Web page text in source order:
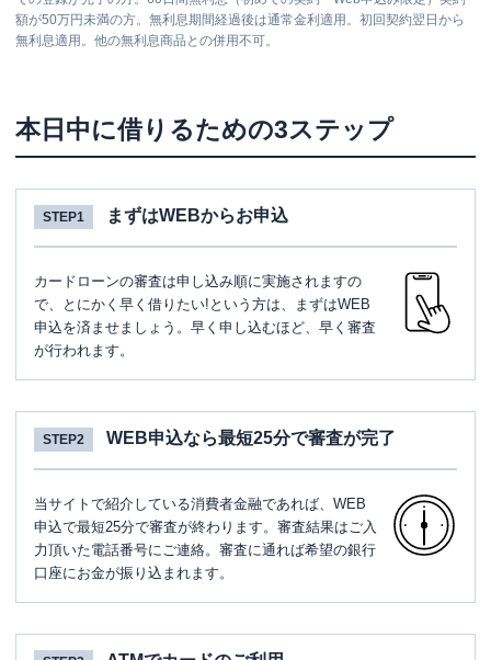
額が50万円未満の方。無利息期間経過後は通常金利適用。初回契約翌日から
無利息適用。他の無利息商品との併用不可。
本日中に借りるための3ステップ
STEP1 まずはWEBからお申込
カードローンの審査は申し込み順に実施されますの
で、とにかく早く借りたい!という方は、まずはWEB
申込を済ませましょう。早く申し込むほど、早く審査
が行われます。
STEP2 WEB申込なら最短25分で審査が完了
当サイトで紹介している消費者金融であれば、WEB
申込で最短25分で審査が終わります。審査結果はご入
力頂いた電話番号にご連絡。審査に通れば希望の銀行
口座にお金が振り込まれます。